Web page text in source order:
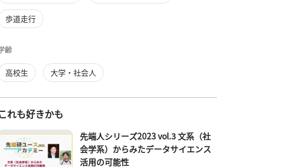
歩道走行
齢
高校生 大学・社会人
れも好きかも
先端人シリーズ2023 vol.3 文系（社
会学系）からみたデータサイエンス
活用の可能性